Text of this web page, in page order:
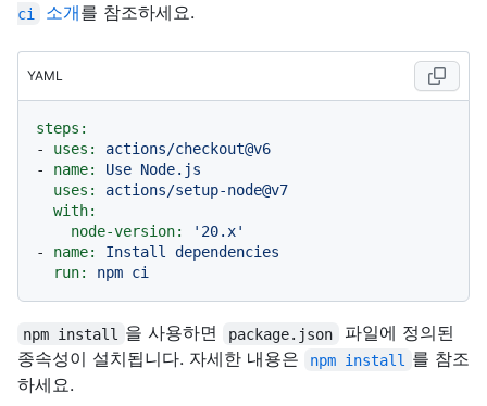
ci
소개를 참조하세요.
YAML
steps:
-
uses:
actions/checkout@v6
-
name: Use Node.js
uses:
actions/setup-node@v7
with:
node-version:
'20.x'
-
name: Install dependencies
run:
npm ci
npm install 을 사용하면 package.json
파일에 정의된
종속성이 설치됩니다. 자세한 내용은
npm install
를 참조
하세요.